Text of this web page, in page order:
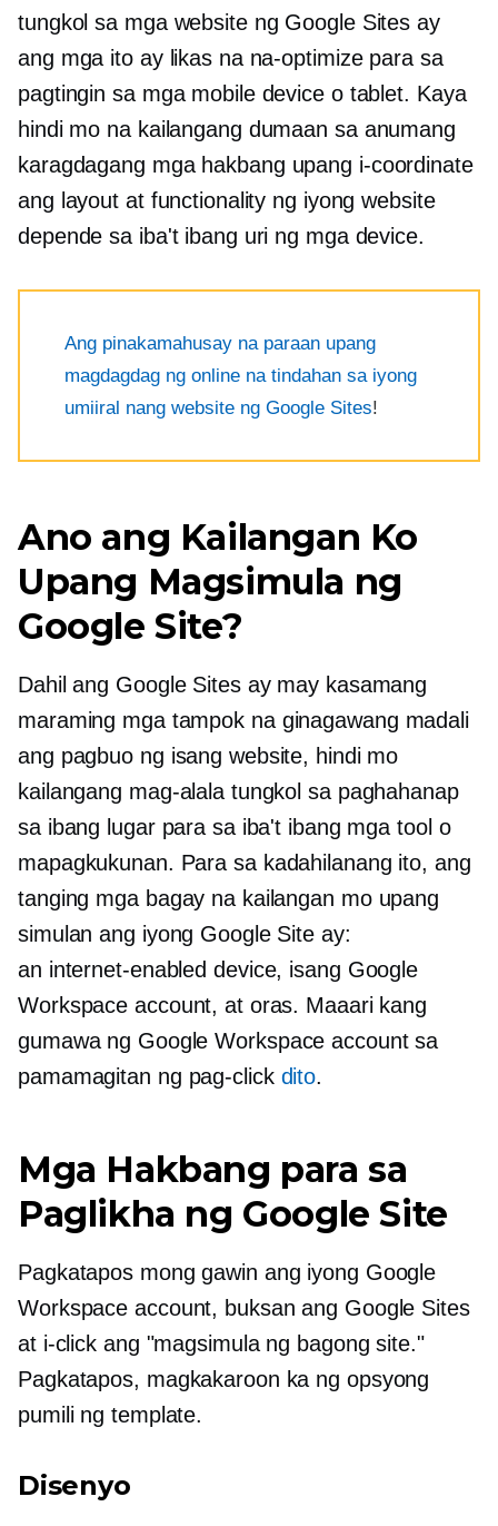
tungkol sa mga website ng Google Sites ay
ang mga ito ay likas na na-optimize para sa
pagtingin sa mga mobile device o tablet. Kaya
hindi mo na kailangang dumaan sa anumang
karagdagang mga hakbang upang i-coordinate
ang layout at functionality ng iyong website
depende sa iba't ibang uri ng mga device.
Ang pinakamahusay na paraan upang
magdagdag ng online na tindahan sa iyong
umiiral nang website ng Google Sites!
Ano ang Kailangan Ko
Upang Magsimula ng
Google Site?
Dahil ang Google Sites ay may kasamang
maraming mga tampok na ginagawang madali
ang pagbuo ng isang website, hindi mo
kailangang mag-alala tungkol sa paghahanap
sa ibang lugar para sa iba't ibang mga tool o
mapagkukunan. Para sa kadahilanang ito, ang
tanging mga bagay na kailangan mo upang
simulan ang iyong Google Site ay:
an internet-enabled device, isang Google
Workspace account, at oras. Maaari kang
gumawa ng Google Workspace account sa
pamamagitan ng pag-click dito.
Mga Hakbang para sa
Paglikha ng Google Site
Pagkatapos mong gawin ang iyong Google
Workspace account, buksan ang Google Sites
at i-click ang "magsimula ng bagong site."
Pagkatapos, magkakaroon ka ng opsyong
pumili ng template.
Disenyo